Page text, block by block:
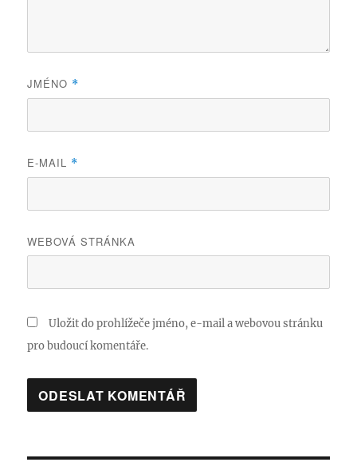
JMÉNO *
E-MAIL *
WEBOVÁ STRÁNKA
Uložit do prohlížeče jméno, e-mail a webovou stránku
pro budoucí komentáře.